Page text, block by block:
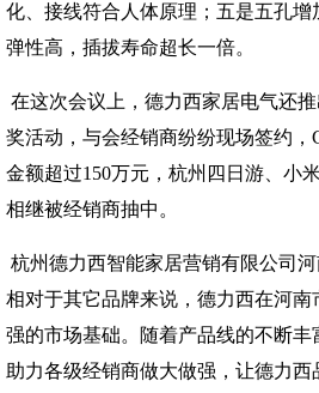
化、接线符合人体原理；五是五孔增
弹性高，插拔寿命超长一倍。
在这次会议上，德力西家居电气还
奖活动，与会经销商纷纷现场签约，
金额超过150万元，杭州四日游、小
相继被经销商抽中。
杭州德力西智能家居营销有限公司
相对于其它品牌来说，德力西在河
强的市场基础。随着产品线的不断
助力各级经销商做大做强，让德力